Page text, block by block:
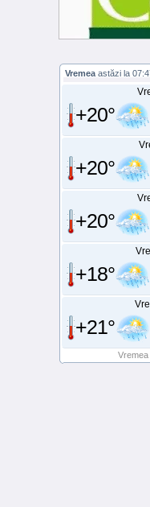
Vremea astăzi la
+20°
+20°
+20°
+18°
+21°
Vremea